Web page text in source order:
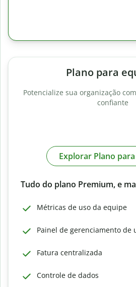
Plano para
Potencialize sua organização
confiante
Explorar Plano
Tudo do plano Premium, e
Métricas de uso da equipe
Painel de gerenciamento de
Fatura centralizada
Controle de dados